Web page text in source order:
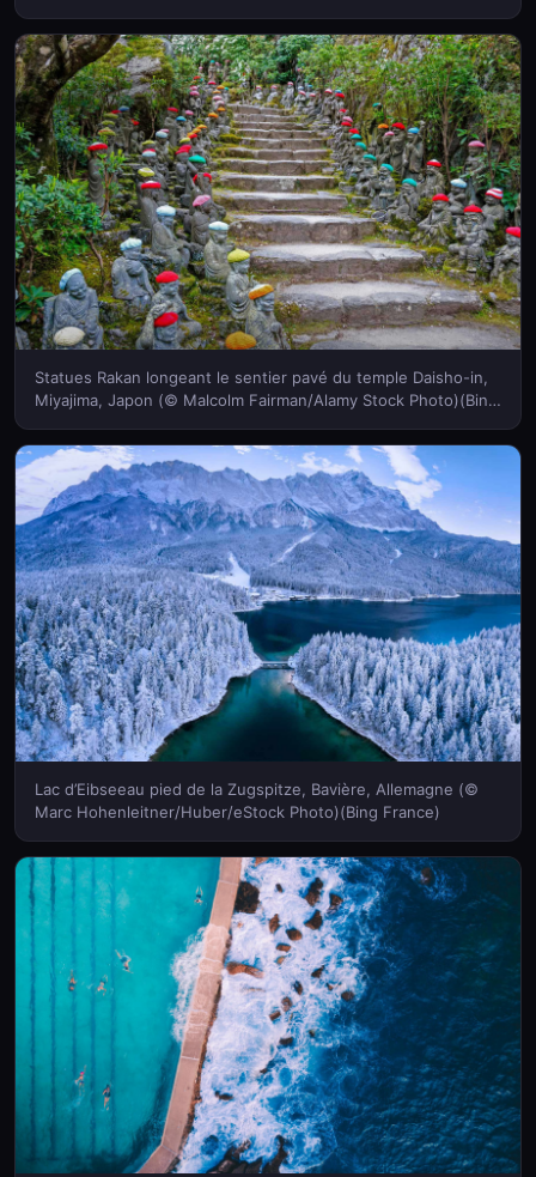
Statues Rakan longeant le sentier pavé du temple Daisho-in,
Miyajima, Japon (© Malcolm Fairman/Alamy Stock Photo)(Bing
Lac d’Eibseeau pied de la Zugspitze, Bavière, Allemagne (©
Marc Hohenleitner/Huber/eStock Photo)(Bing France)